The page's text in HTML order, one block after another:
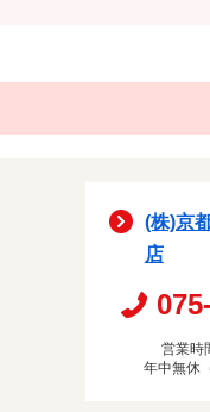
(株)京
店
営業時
年中無休